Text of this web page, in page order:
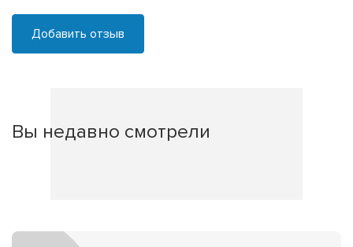
Добавить отзыв
Вы недавно смотрели